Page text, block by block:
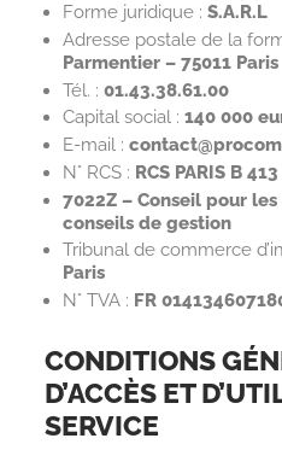
Forme juridique :S.A.R.L
Adresse postale de la
Parmentier – 75011 Paris
Tél. :01.43.38.61.00
Capital social :140 000
E-mail :
N° RCS : RCS PARIS B
7022Z – Conseil pour
conseils de gestion
Tribunal de commerce
Paris
N° TVA : FR
CONDITIONS
D’ACCÈS ET
SERVICE